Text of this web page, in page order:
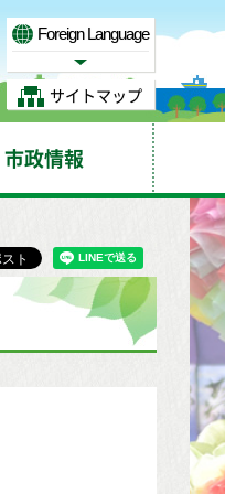
Foreign Language
Select Language
サイトマップ
市政情報